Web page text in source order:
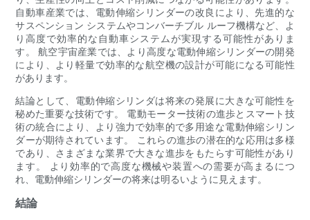
自動車産業では、電動伸縮シリンダーの改良により、先進的な
サスペンション システムやコンバーチブル ルーフ機構など、よ
り高度で効率的な自動車システムが実現する可能性がありま
す。 航空宇宙産業では、より高度な電動伸縮シリンダーの開発
により、より軽量で効率的な航空機の設計が可能になる可能性
があります。
結論として、電動伸縮シリンダは将来の発展に大きな可能性を
秘めた重要な技術です。 電動モーター技術の進歩とスマート技
術の統合により、より強力で効率的で多用途な電動伸縮シリン
ダーが期待されています。 これらの進歩の潜在的な応用は多様
であり、さまざまな業界で大きな進歩をもたらす可能性があり
ます。 より効率的で高度な機械や装置への需要が高まるにつ
れ、電動伸縮シリンダーの将来は明るいように見えます。
結論